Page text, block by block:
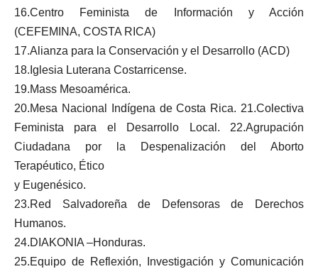
16.Centro Feminista de Información y Acción
(CEFEMINA, COSTA RICA)
17.Alianza para la Conservación y el Desarrollo (ACD)
18.Iglesia Luterana Costarricense.
19.Mass Mesoamérica.
20.Mesa Nacional Indígena de Costa Rica. 21.Colectiva
Feminista para el Desarrollo Local. 22.Agrupación
Ciudadana por la Despenalización del Aborto
Terapéutico, Ético
y Eugenésico.
23.Red Salvadoreña de Defensoras de Derechos
Humanos.
24.DIAKONIA –Honduras.
25.Equipo de Reflexión, Investigación y Comunicación